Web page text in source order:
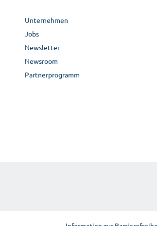
Unternehmen
Jobs
Newsletter
Newsroom
Partnerprogramm